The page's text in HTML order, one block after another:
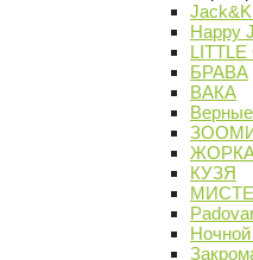
Happy
LITTLE
БРАВА
ВАКА
КУЗЯ
Ночной